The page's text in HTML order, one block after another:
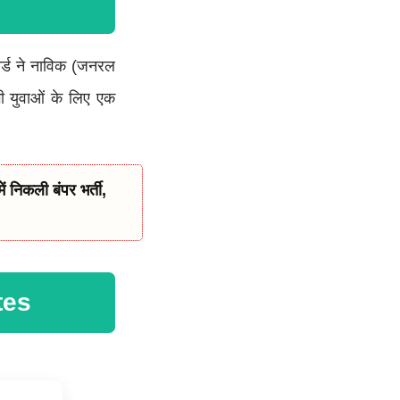
ने नाविक (जनरल
युवाओं के लिए एक
बंपर भर्ती,